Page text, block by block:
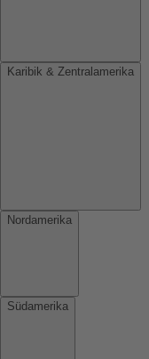
Karibik & Zentralamerika
Nordamerika
Südamerika